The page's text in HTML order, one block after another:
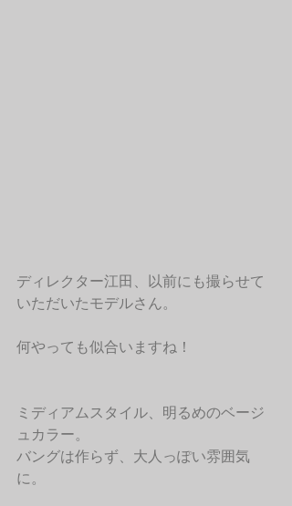
ディレクター江田、以前にも撮らせて
いただいたモデルさん。
何やっても似合いますね！
ミディアムスタイル、明るめのベージ
ュカラー。
バングは作らず、大人っぽい雰囲気
に。